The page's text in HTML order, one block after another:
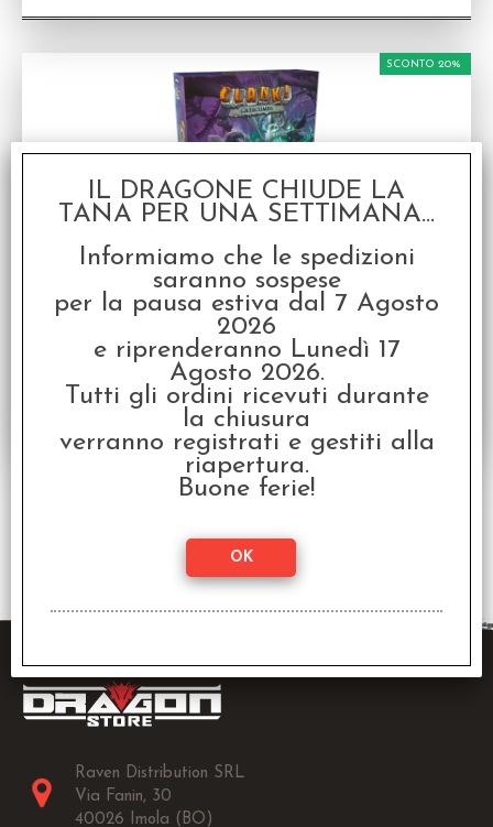
Clank! Catacombs - Italiano
FINE OTTOBRE 2026 - Gioco da tavolo in
Italiano
Disponibilità: PROSSIMAMENTE
Prezzo:€ 64,99
SCONTO 20%
€ 51,99
3 risultati trovati (50 per pagina - 1 in totale)
Raven Distribution SRL
Via Fanin, 30
40026 Imola (BO)
IL DRAGONE CHIUDE LA
TANA PER UNA SETTIMANA...
Informiamo che le spedizioni
saranno sospese
per la pausa estiva dal 7 Agosto
2026
e riprenderanno Lunedì 17
Agosto 2026.
Tutti gli ordini ricevuti durante
la chiusura
verranno registrati e gestiti alla
riapertura.
Buone ferie!